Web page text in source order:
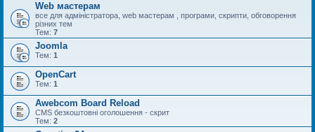
Web мастерам
все для адміністратора, web мастерам , програми, скрипти, обговорення
різних тем
Тем: 7
Joomla
Тем: 1
OpenCart
Тем: 1
Awebcom Board Reload
CMS безкоштовні оголошення - скрит
Тем: 2